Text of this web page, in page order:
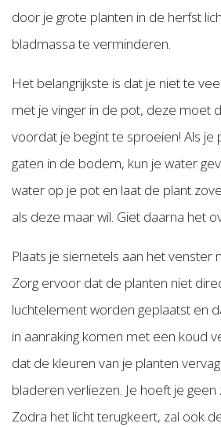
door je grote planten in de herfst
bladmassa te verminderen.
Het belangrijkste is dat je niet te
met je vinger in de pot, deze moet
voordat je begint te sproeien! Als
gaten in de bodem, kun je water
water op je pot en laat de plant
als deze maar wil. Giet daarna het
Plaats je siernetels aan het venster
Zorg ervoor dat de planten niet
luchtelement worden geplaatst en
in aanraking komen met een koud
dat de kleuren van je planten
bladeren verliezen. Je hoeft je
Zodra het licht terugkeert, zal ook